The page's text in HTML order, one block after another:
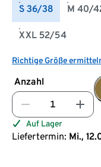
S 36/38 M 40/
XXL 52/54
Richtige Größe
Anzahl
Auf Lager
Liefertermin: Mi.,